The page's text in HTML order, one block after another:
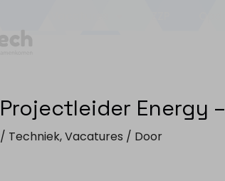
Projectleider Energy –
/ Techniek,Vacatures / Door